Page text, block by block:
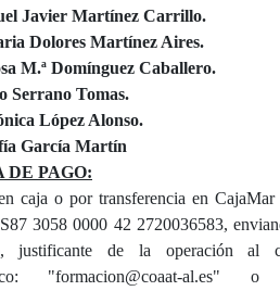
Javier Martínez Carrillo.
Dolores Martínez Aires.
M.ª Domínguez Caballero.
Serrano Tomas.
López Alonso.
García Martín
DE PAGO:
caja o por transferencia en CajaMar
3058 0000 42 2720036583,
justificante de la operación al
"formacion@coaat-al.es" o